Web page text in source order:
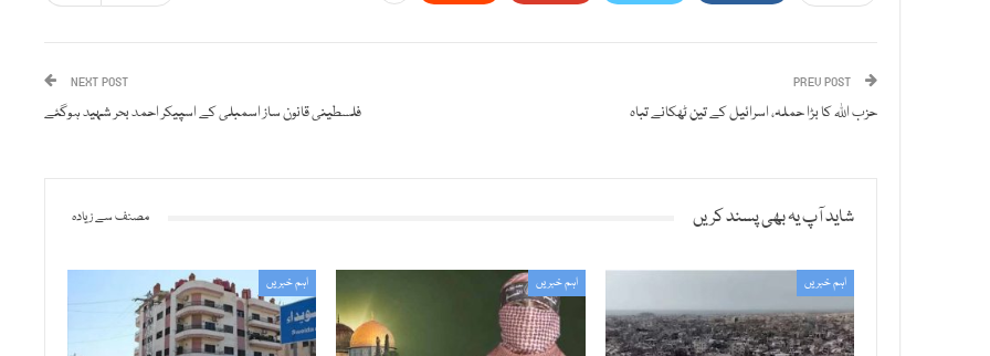
حزب اللہ کا بڑا حملہ، اسرائیل کے تین ٹھکانے تباہ
NEXT POST
فلسطینی قانون ساز اسمبلی کے اسپیکر احمد بحر شہید ہوگئے
شاید آپ یہ بھی پسند کریں مصنف سے زیادہ
اہم خبریں اہم خبریں اہم خبریں